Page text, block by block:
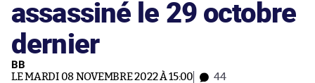
assassiné le 29 octobre
dernier
BB
LE MARDI 08 NOVEMBRE 2022 À 15:00 44